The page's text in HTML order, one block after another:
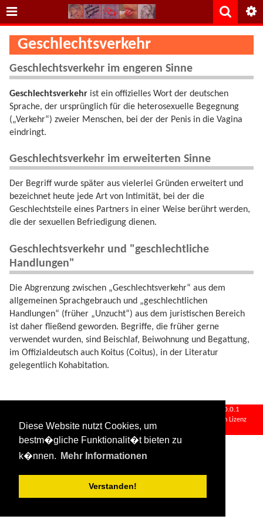
Diese Website nutzt Cookies, um
bestm�gliche Funktionalit�t bieten zu
k�nnen.
Mehr Informationen
Verstanden!
Geschlechtsverkehr
Geschlechtsverkehr im engeren Sinne
Geschlechtsverkehr ist ein offizielles Wort der deutschen
Sprache, der ursprünglich für die heterosexuelle Begegnung
(„Verkehr“) zweier Menschen, bei der der Penis in die Vagina
eindringt.
Geschlechtsverkehr im erweiterten Sinne
Der Begriff wurde später aus vielerlei Gründen erweitert und
bezeichnet heute jede Art von Intimität, bei der die
Geschlechtsteile eines Partners in einer Weise berührt werden,
die der sexuellen Befriedigung dienen.
Geschlechtsverkehr und "geschlechtliche
Handlungen"
Die Abgrenzung zwischen „Geschlechtsverkehr“ aus dem
allgemeinen Sprachgebrauch und „geschlechtlichen
Handlungen“ (früher „Unzucht“) aus dem juristischen Bereich
ist daher fließend geworden. Begriffe, die früher gerne
verwendet wurden, sind Beischlaf, Beiwohnung und Begattung,
im Offizialdeutsch auch Koitus (Coitus), in der Literatur
gelegentlich Kohabitation.
127.0.0.1
Falls nicht anders bezeichnet, ist der Inhalt dieses Wikis unter der folgenden Lizenz
veröffentlicht:
CC Attribution-Share Alike 4.0 International